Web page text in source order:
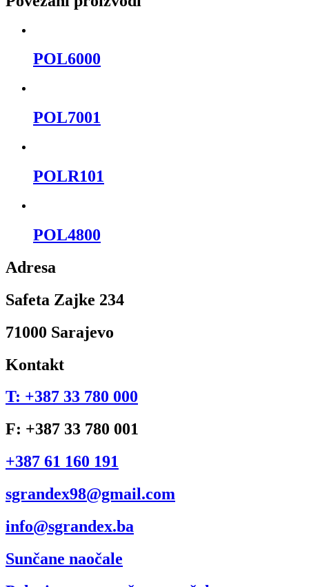
POL6000
POL7001
POLR101
POL4800
Adresa
Safeta Zajke 234
71000 Sarajevo
Kontakt
T: +387 33 780 000
F: +387 33 780 001
+387 61 160 191
sgrandex98@gmail.com
info@sgrandex.ba
Sunčane naočale